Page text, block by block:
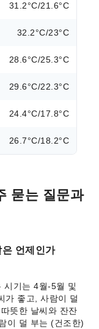
31.2°C/21.6°C
32.2°C/23°C
28.6°C/25.3°C
29.6°C/22.3°C
24.4°C/17.8°C
26.7°C/18.2°C
묻는 질문과
언제인가
시기는 4월-5월 및
가 좋고, 사람이 덜
뜻한 날씨와 잔잔
이 덜 부는 (건조한)